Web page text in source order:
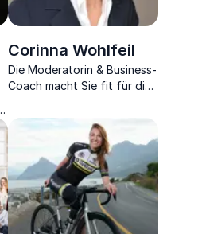
Corinna Wohlfeil
Die Moderatorin & Business-
Coach macht Sie fit für die
Digitalisierung Ihnen dabei